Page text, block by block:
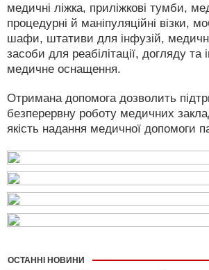
медичні ліжка, приліжкові тумби,
процедурні й маніпуляційні візки,
шафи, штативи для інфузій,
засоби для реабілітації, догляду та
медичне оснащення.
Отримана допомога дозволить
безперервну роботу медичних
якість надання медичної допомоги
ОСТАННІ НОВИНИ